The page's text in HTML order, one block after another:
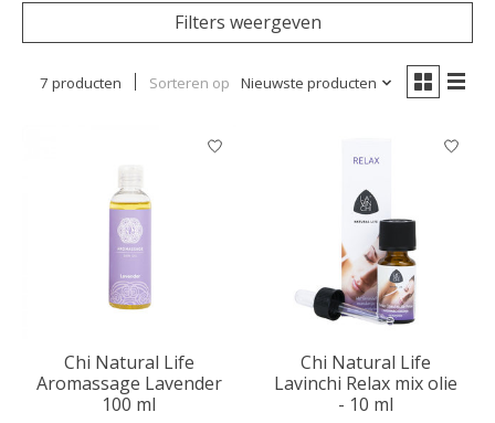
Filters weergeven
7 producten Sorteren op Nieuwste producten
Chi Natural Life
Aromassage Lavender
100 ml
Chi Natural Life
Lavinchi Relax mix olie
- 10 ml